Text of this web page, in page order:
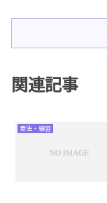
関連記事
奏法・練習